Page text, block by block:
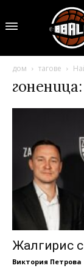
дом тагове
Жалгирис
Виктория Петрова